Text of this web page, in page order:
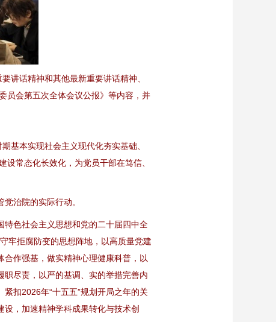
讲话精神和其他最新重要讲话精神、
员会第五次全体会议公报》等内容，并
基本实现社会主义现代化夯实基础、
常态化长效化，为党员干部在笃信、
治院的实际行动。
特色社会主义思想和党的二十届四中全
牢拒腐防变的思想阵地，以高质量党建
作强基，做实精神心理健康科普，以
职尽责，以严的基调、实的举措完善内
紧扣2026年“十五五”规划开局之年的关
，加速精神学科成果转化与技术创